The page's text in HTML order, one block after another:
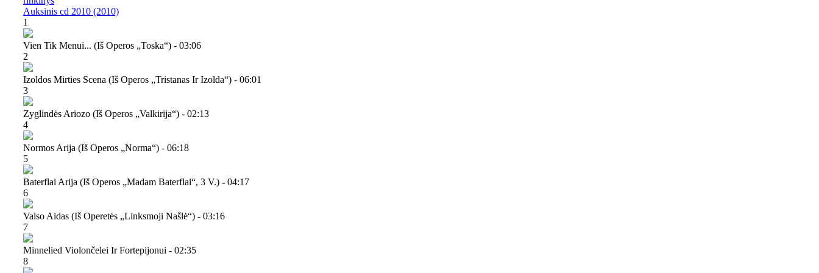
Auksinis cd 2010 (2010)
1
Vien Tik Menui... (iš Operos „toska“) - 03:06
2
Izoldos Mirties Scena (iš Operos „tristanas Ir Izolda“) - 06:01
3
Zyglindės Ariozo (iš Operos „valkirija“) - 02:13
4
Normos Arija (iš Operos „norma“) - 06:18
5
Baterflai Arija (iš Operos „madam Baterflai“, 3 V.) - 04:17
6
Valso Aidas (iš Operetės „linksmoji Našlė“) - 03:16
7
Minnelied Violončelei Ir Fortepijonui - 02:35
8